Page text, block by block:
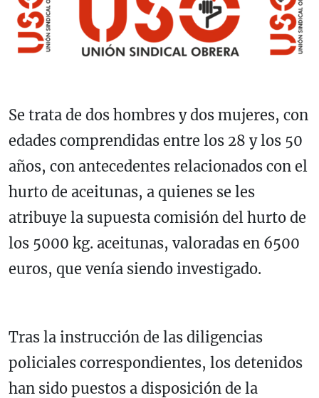
Se trata de dos hombres y dos mujeres, con
edades comprendidas entre los 28 y los 50
años, con antecedentes relacionados con el
hurto de aceitunas, a quienes se les
atribuye la supuesta comisión del hurto de
los 5000 kg. aceitunas, valoradas en 6500
euros, que venía siendo investigado.
Tras la instrucción de las diligencias
policiales correspondientes, los detenidos
han sido puestos a disposición de la